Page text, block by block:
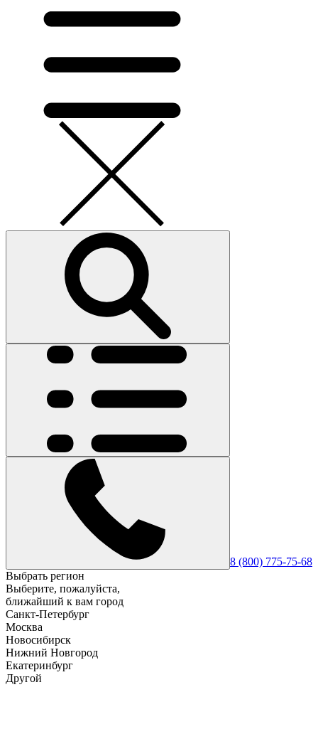
8 (800) 775-75-68
Выбрать регион
Выберите, пожалуйста,
ближайший к вам город
Санкт-Петербург
Москва
Новосибирск
Нижний Новгород
Екатеринбург
Другой